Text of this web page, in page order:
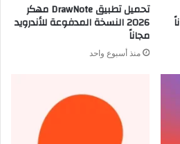
تحميل تطبيق DrawNote مهكر
2026 النسخة المدفوعة للأندرويد
مجاناً
منذ أسبوع واحد